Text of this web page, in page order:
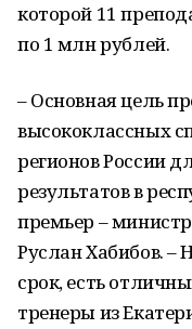
которой 11
по 1 млн рублей.
– Основная цель
высококлассных
регионов России
результатов в
премьер –
Руслан Хабибов. –
срок, есть
тренеры из